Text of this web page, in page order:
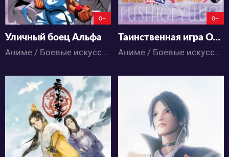
0+
Уличный боец Альфа
Аниме / Боевые искусства / Драма / Сёнэн / Экшен
0+
Таинственная игра OVA-2
Аниме / Боевые искусства / Драма / Приключения / Романтика / Сёдзё / Фэнтези
13695 9818